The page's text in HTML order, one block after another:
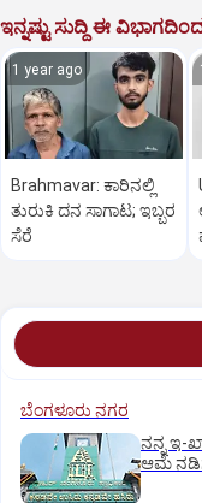
ಇನ್ನಷ್ಟು ಸುದ್ದಿ ಈ
1 year ago
Brahmavar: ಕಾರಿನಲ್ಲಿ
ತುರುಕಿ ದನ ಸಾಗಾಟ; ಇಬ್ಬರ
ಸೆರೆ
ಬೆಂಗಳೂರು ನಗರ
ನನ್ನ ಇ-
ಆಮೆ